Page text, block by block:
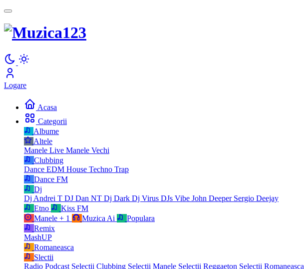
Logare
Acasa
Categorii
Albume
Altele
Manele Live Manele Vechi
Clubbing
Dance EDM House Techno Trap
Dance FM
Dj
Dj Andrei T DJ Dan NT Dj Dark Dj Virus DJs Vibe John Deeper Sergio Deejay
Etno
Kiss FM
Manele + 1 Muzica Ai
Populara
Remix
MashUP
Romaneasca
Slectii
Radio Podcast Selectii Clubbing Selectii Manele Selectii Reggaeton Selectii Romaneasca